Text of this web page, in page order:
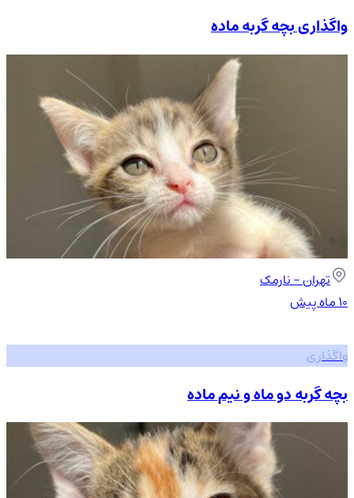
واگذاری بچه گربه ماده
تهران- نارمک
۱۰ ماه پیش
واگذاری
بچه گربه دو ماه و نیم ماده